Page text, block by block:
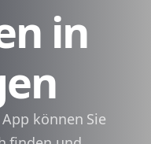
in
können Sie